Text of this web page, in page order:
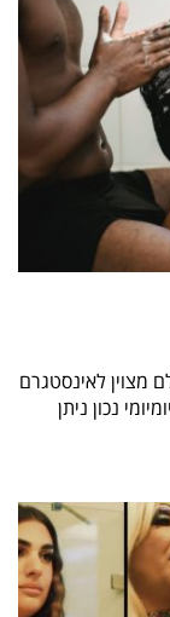
מצוין לאינסטגרם
נכון ניתן